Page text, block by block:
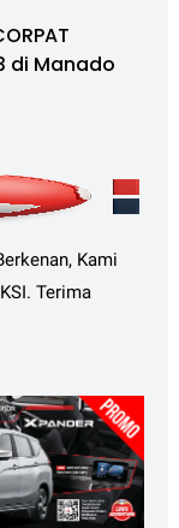
di Manado
Kami
Terima